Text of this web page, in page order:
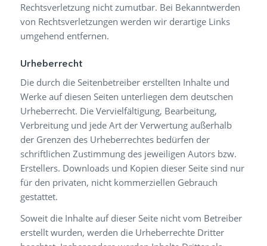
Rechtsverletzung nicht zumutbar. Bei Bekanntwerden
von Rechtsverletzungen werden wir derartige Links
umgehend entfernen.
Urheberrecht
Die durch die Seitenbetreiber erstellten Inhalte und
Werke auf diesen Seiten unterliegen dem deutschen
Urheberrecht. Die Vervielfältigung, Bearbeitung,
Verbreitung und jede Art der Verwertung außerhalb
der Grenzen des Urheberrechtes bedürfen der
schriftlichen Zustimmung des jeweiligen Autors bzw.
Erstellers. Downloads und Kopien dieser Seite sind nur
für den privaten, nicht kommerziellen Gebrauch
gestattet.
Soweit die Inhalte auf dieser Seite nicht vom Betreiber
erstellt wurden, werden die Urheberrechte Dritter